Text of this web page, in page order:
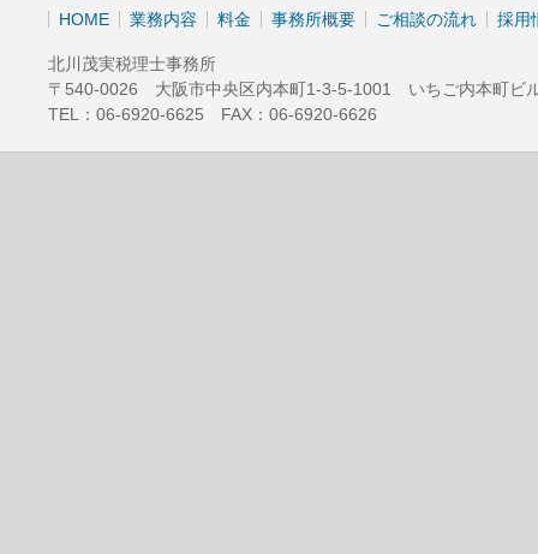
HOME 業務内容 料金 事務所概要 ご相談の流れ 採用
北川茂実税理士事務所
〒540-0026 大阪市中央区内本町1-3-5-1001 いちご内本町ビ
TEL：06-6920-6625 FAX：06-6920-6626